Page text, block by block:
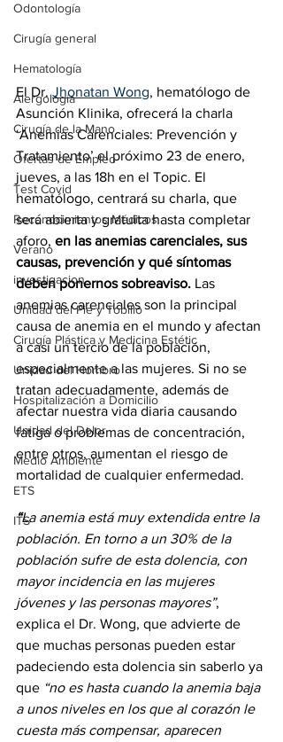
Odontología
Cirugía general
Hematología
Alergología
Cirugía de la Mano
Ofertas de Empleo
Test Covid
Reconocimientos Médicos
Verano
investigacion
Unidad del Pie y Tobillo
Cirugía Plástica y Medicina Estétic
Unidad del Hombro
Hospitalización a Domicilio
Unidad del Dolor
Medio Ambiente
ETS
ITS
El Dr. Jhonatan Wong, hematólogo de
Asunción Klinika, ofrecerá la charla
‘Anemias Carenciales: Prevención y
Tratamiento’ el próximo 23 de enero,
jueves, a las 18h en el Topic. El
hematólogo, centrará su charla, que
será abierta y gratuita hasta completar
aforo, en las anemias carenciales, sus
causas, prevención y qué síntomas
deben ponernos sobreaviso. Las
anemias carenciales son la principal
causa de anemia en el mundo y afectan
a casi un tercio de la población,
especialmente a las mujeres. Si no se
tratan adecuadamente, además de
afectar nuestra vida diaria causando
fatiga o problemas de concentración,
entre otros, aumentan el riesgo de
mortalidad de cualquier enfermedad.
“La anemia está muy extendida entre la
población. En torno a un 30% de la
población sufre de esta dolencia, con
mayor incidencia en las mujeres
jóvenes y las personas mayores”,
explica el Dr. Wong, que advierte de
que muchas personas pueden estar
padeciendo esta dolencia sin saberlo ya
que “no es hasta cuando la anemia baja
a unos niveles en los que al corazón le
cuesta más compensar, aparecen